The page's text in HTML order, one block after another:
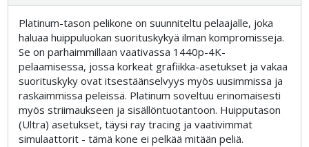
Platinum-tason pelikone on suunniteltu pelaajalle, joka
haluaa huippuluokan suorituskykyä ilman kompromisseja.
Se on parhaimmillaan vaativassa 1440p-4K-
pelaamisessa, jossa korkeat grafiikka-asetukset ja vakaa
suorituskyky ovat itsestäänselvyys myös uusimmissa ja
raskaimmissa peleissä. Platinum soveltuu erinomaisesti
myös striimaukseen ja sisällöntuotantoon. Huipputason
(Ultra) asetukset, täysi ray tracing ja vaativimmat
simulaattorit - tämä kone ei pelkää mitään peliä.